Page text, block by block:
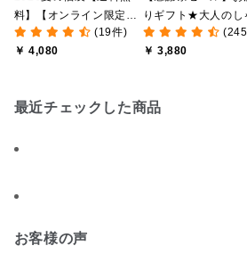
料】【オンライン限定】
【ポイントキャンペーン
実施中】【のし・ラッピ
(19件)
￥ 4,080
りギフト★大人のし
しゃけめんたい入り
料込/沖縄県送料別途
￥ 3,880
最近チェックした商品
お客様の声